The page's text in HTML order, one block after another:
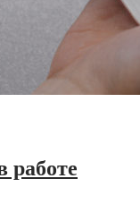
работе